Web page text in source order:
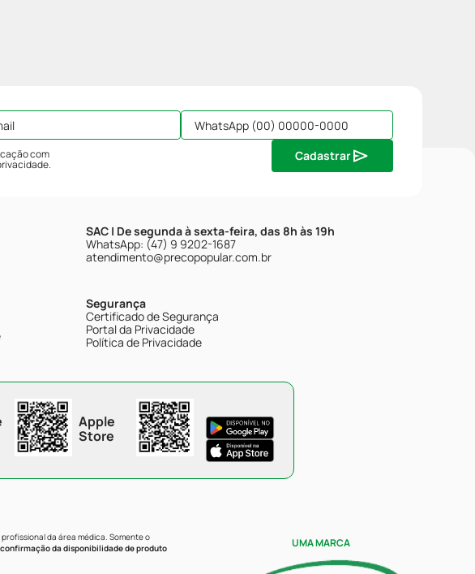
com
.
Cadastrar
SAC | De segunda à sexta-feira, das 8h às 19h
WhatsApp: (47) 9 9202-1687
atendimento@precopopular.com.br
Segurança
Certificado de Segurança
Portal da Privacidade
Política de Privacidade
Apple
Store
da área médica. Somente o
da disponibilidade de produto
UMA MARCA